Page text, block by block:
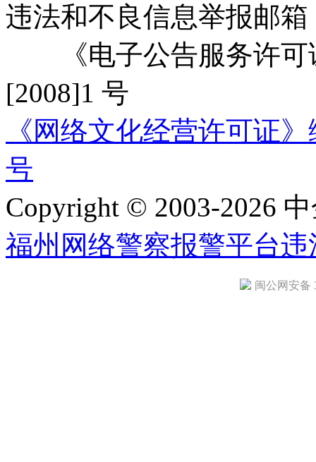
违法和不良信息举报邮箱
《电子公告服务许可
[2008]1 号
《网络文化经营许可证
号
Copyright © 2003-2026
福州网络警察报警平台违
闽公网安备